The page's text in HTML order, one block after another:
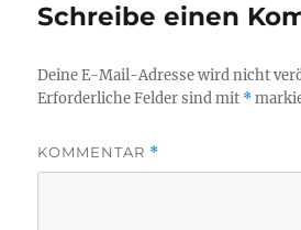
Schreibe einen
Deine E-Mail-Adresse wird nicht
Erforderliche Felder sind mit *
KOMMENTAR *